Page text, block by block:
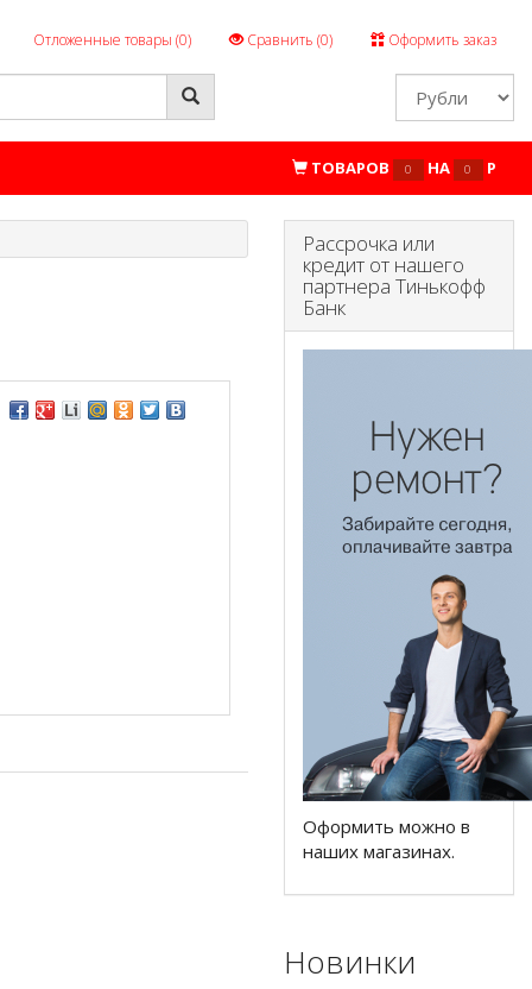
Отложенные товары (0) Сравнить (0) Оформить заказ
ТОВАРОВ 0 НА 0 P
Рассрочка или
кредит от нашего
партнера Тинькофф
Банк
Оформить можно в
наших магазинах.
Новинки